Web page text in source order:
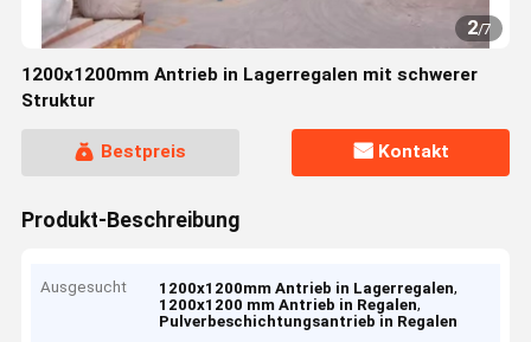
2/7
1200x1200mm Antrieb in Lagerregalen mit schwerer
Struktur
Bestpreis Kontakt
Produkt-Beschreibung
Ausgesucht 1200x1200mm Antrieb in Lagerregalen,
1200x1200 mm Antrieb in Regalen,
Pulverbeschichtungsantrieb in Regalen